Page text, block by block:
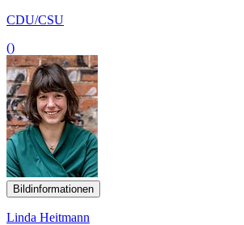
CDU/CSU
()
Bildinformationen
Linda Heitmann